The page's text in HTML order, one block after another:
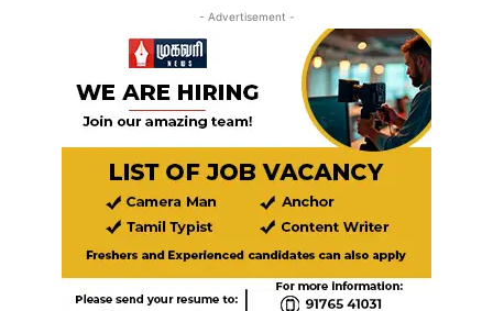
- Advertisement -